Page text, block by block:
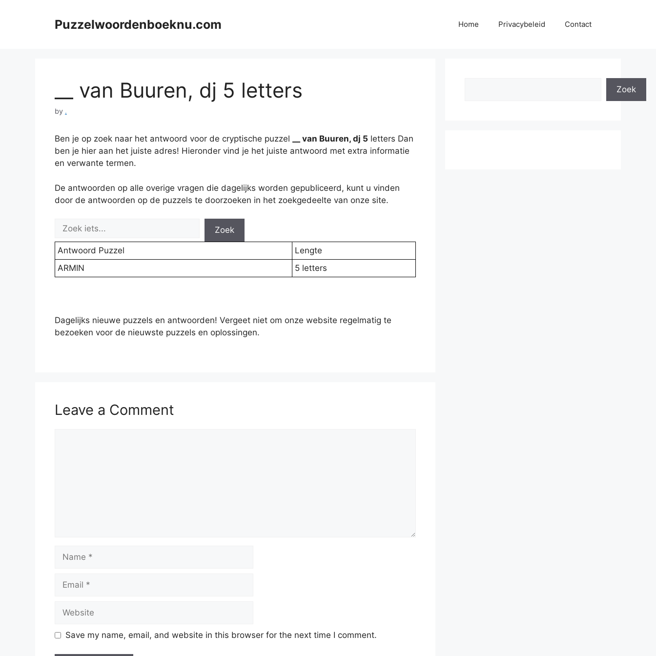
Puzzelwoordenboeknu.com Home Privacybeleid Contact
__ van Buuren, dj 5 letters
by .
Ben je op zoek naar het antwoord voor de cryptische puzzel __ van Buuren, dj 5 letters Dan
ben je hier aan het juiste adres! Hieronder vind je het juiste antwoord met extra informatie
en verwante termen.
De antwoorden op alle overige vragen die dagelijks worden gepubliceerd, kunt u vinden
door de antwoorden op de puzzels te doorzoeken in het zoekgedeelte van onze site.
Zoek
Antwoord Puzzel
Lengte
ARMIN
5 letters
Dagelijks nieuwe puzzels en antwoorden! Vergeet niet om onze website regelmatig te
bezoeken voor de nieuwste puzzels en oplossingen.
Leave a Comment
Name
Email
Website
Save my name, email, and website in this browser for the next time I comment.
Zoek